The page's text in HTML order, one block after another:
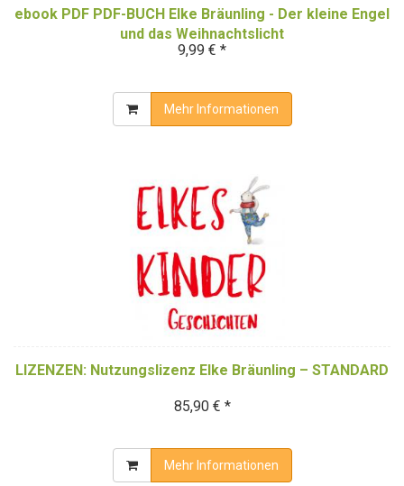
ebook PDF PDF-BUCH Elke Bräunling - Der kleine Engel
und das Weihnachtslicht
9,99 € *
Mehr Informationen
LIZENZEN: Nutzungslizenz Elke Bräunling – STANDARD
85,90 € *
Mehr Informationen